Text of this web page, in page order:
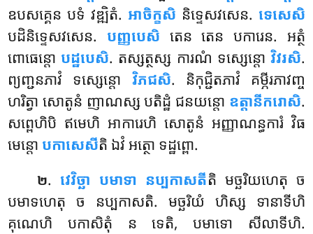
ឧបសគ្គេន បទំ វឌ្ឍិតំ. អាចិក្ខសិ និទ្ទេសវសេន. ទេសេសិ
បដិនិទ្ទេសវសេន. បញ្ញបេសិ តេន តេន បការេន. អត្ថំ
ពោធេន្តោ បដ្ឋបេសិ. តស្សត្ថស្ស ការណំ ទស្សេន្តោ វិវរសិ.
ព្យញ្ជនភាវំ ទស្សេន្តោ វិភជសិ. និកុជ្ជិតភាវំ គម្ភីរភាវញ្ច
ហរិត្វា សោតូនំ ញាណស្ស បតិដ្ឋំ ជនយន្តោ ឧត្តានីករោសិ.
សព្ពេហិបិ ឥមេហិ អាការេហិ សោតូនំ អញ្ញាណន្ធការំ វិធ
មេន្តោ បកាសេសីតិ ឯវំ អត្ថោ ទដ្ឋព្ពោ.
២.វេវិច្ឆា បមាទា នប្បកាសតីតិ មច្ឆរិយហេតុ ច
បមាទហេតុ ច នប្បកាសតិ. មច្ឆរិយំ ហិស្ស ទានាទីហិ
គុណេហិ បកាសិតុំ ន ទេតិ, បមាទោ សីលាទីហិ.